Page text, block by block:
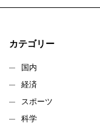
カテゴリー
国内
経済
スポーツ
科学